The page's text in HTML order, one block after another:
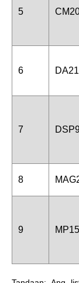
5
6
7
8
9